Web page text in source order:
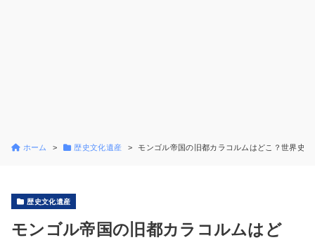
ホーム 歴史文化遺産 モンゴル帝国の旧都カラコルムはどこ？世界史
歴史文化遺産
モンゴル帝国の旧都カラコルムはど